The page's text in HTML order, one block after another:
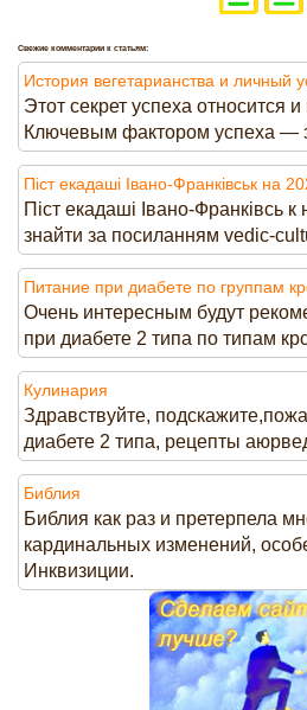
Свежие комментарии к статьям:
История вегетарианства и личный
Этот секрет успеха относится и
Ключевым фактором успеха —
Піст екадаші Івано-Франківськ на
Піст екадаші Івано-Франківсь
знайти за посиланням vedic-
Питание при диабете по группам
Очень интересным будут
при диабете 2 типа по типам
Кулинария
Здравствуйте,
диабете 2 типа, рецепты
Библия
Библия как раз и претерпела
кардинальных изменений,
Инквизиции.